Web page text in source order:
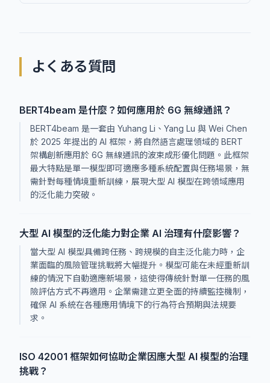
よくある質問
BERT4beam 是什麼？如何應用於 6G 無線通訊？
BERT4beam 是一套由 Yuhang Li、Yang Lu 與 Wei Chen
於 2025 年提出的 AI 框架，將自然語言處理領域的 BERT
架構創新應用於 6G 無線通訊的波束成形優化問題。此框架
最大特點是單一模型即可適應多種系統配置與任務場景，無
需針對每種情境重新訓練，展現大型 AI 模型在跨領域應用
的泛化能力突破。
大型 AI 模型的泛化能力對企業 AI 治理有什麼影響？
當大型 AI 模型具備跨任務、跨規模的自主泛化能力時，企
業面臨的風險管理挑戰將大幅提升。模型可能在未經重新訓
練的情況下自動適應新場景，這使得傳統針對單一任務的風
險評估方式不再適用。企業需建立更全面的持續監控機制，
確保 AI 系統在各種應用情境下的行為符合預期與法規要
求。
ISO 42001 框架如何協助企業因應大型 AI 模型的治理
挑戰？